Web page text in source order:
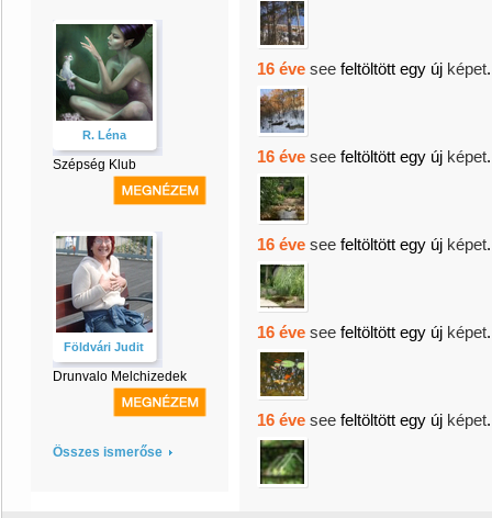
R. Léna
Szépség Klub
Földvári Judit
Drunvalo Melchizedek
Összes ismerőse
16 éve see feltöltött egy új képet.
16 éve see feltöltött egy új képet.
16 éve see feltöltött egy új képet.
16 éve see feltöltött egy új képet.
16 éve see feltöltött egy új képet.